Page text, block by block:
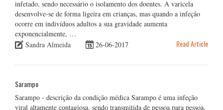
infetado, sendo necessário o isolamento dos doentes. A varicela
desenvolve-se de forma ligeira em crianças, mas quando a infeção
ocorre em indivíduos adultos a sua gravidade aumenta
exponencialmente, …
Sandra Almeida
26-06-2017 Read Article
Sarampo
Sarampo - descrição da condição médica Sarampo é uma infeção
viral altamente contagiosa, sendo transmitida de pessoa para pessoa,